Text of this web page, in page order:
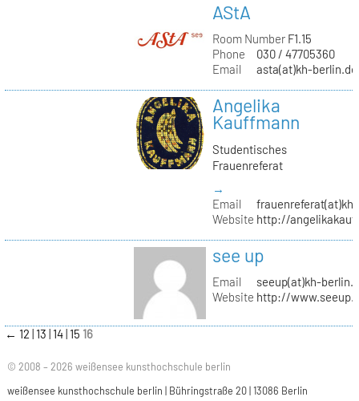
AStA
Room NumberF1.15
Phone
030 / 47705360
Email
asta(at)kh-berlin.de
Angelika
Kauffmann
Studentisches
Frauenreferat
→
Email
Website http://
see up
Email
seeup(at)kh-
Website http://
← 12 13 14 15 16
© 2008 – 2026 weißensee kunsthochschule berlin
weißensee kunsthochschule berlin | Bühringstraße 20 | 13086 Berlin